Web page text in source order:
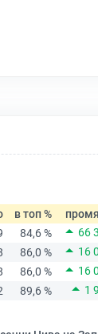
в топ %
84,6 %
66
86,0 %
16
86,0 %
16
89,6 % 1